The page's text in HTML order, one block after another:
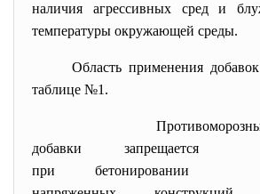
наличия агрессивных сред и
температуры окружающей среды.
Область применения
таблице №1.
добавки запрещается
при бетонировании